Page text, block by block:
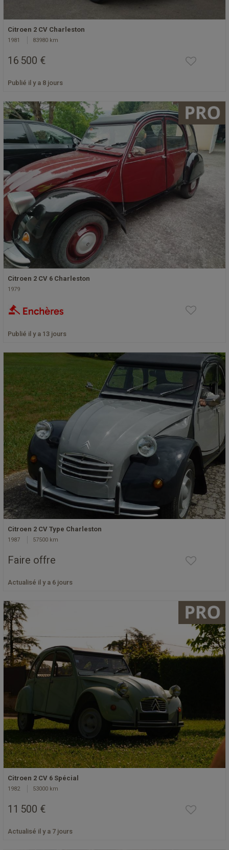
Citroen 2 CV Charleston
1981 83980 km
16 500 €
Publié il y a 8 jours
Citroen 2 CV 6 Charleston
1979
Publié il y a 13 jours
Citroen 2 CV Type Charleston
1987 57500 km
Faire offre
Actualisé il y a 6 jours
Citroen 2 CV 6 Spécial
1982 53000 km
11 500 €
Actualisé il y a 7 jours